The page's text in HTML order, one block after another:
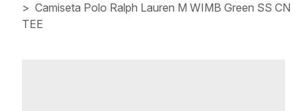
Camiseta Polo Ralph Lauren M WIMB Green SS CN
TEE